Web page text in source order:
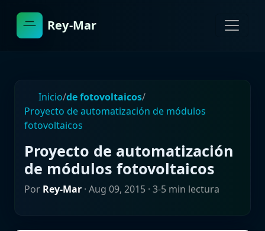
Rey-Mar
Inicio/de fotovoltaicos/
Proyecto de automatización de módulos
fotovoltaicos
Proyecto de automatización
de módulos fotovoltaicos
Por Rey-Mar · Aug 09, 2015 · 3-5 min lectura